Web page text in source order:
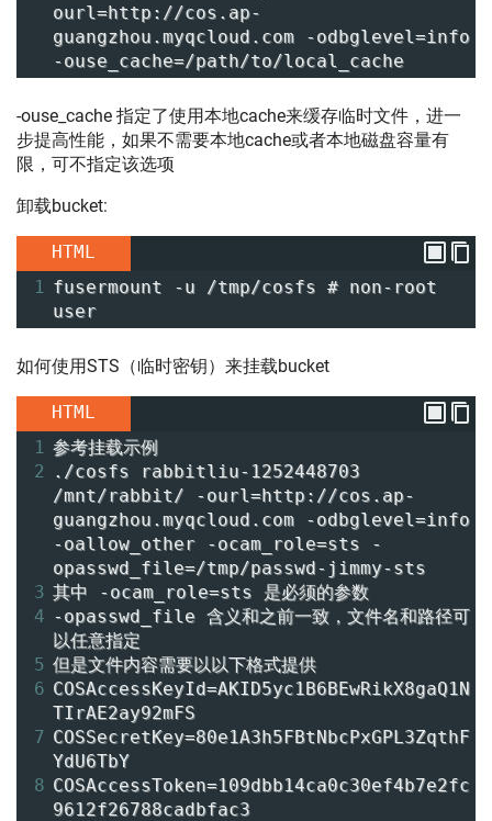
ourl=http://cos.ap-
guangzhou.myqcloud.com -odbglevel=info
-ouse_cache=/path/to/local_cache
-ouse_cache 指定了使用本地cache来缓存临时文件，进一
步提高性能，如果不需要本地cache或者本地磁盘容量有
限，可不指定该选项
卸载bucket:
HTML
1 fusermount -u /tmp/cosfs # non-root
user
如何使用STS（临时密钥）来挂载bucket
HTML
1 参考挂载示例
2
./cosfs rabbitliu-1252448703
/mnt/rabbit/ -ourl=http://cos.ap-
guangzhou.myqcloud.com -odbglevel=info
-oallow_other -ocam_role=sts -
opasswd_file=/tmp/passwd-jimmy-sts
3 其中 -ocam_role=sts 是必须的参数
4 -opasswd_file 含义和之前一致，文件名和路径可
以任意指定
5 但是文件内容需要以以下格式提供
6 COSAccessKeyId=AKID5yc1B6BEwRikX8gaQ1N
TIrAE2ay92mFS
7 COSSecretKey=80e1A3h5FBtNbcPxGPL3ZqthF
YdU6TbY
8 COSAccessToken=109dbb14ca0c30ef4b7e2fc
9612f26788cadbfac3